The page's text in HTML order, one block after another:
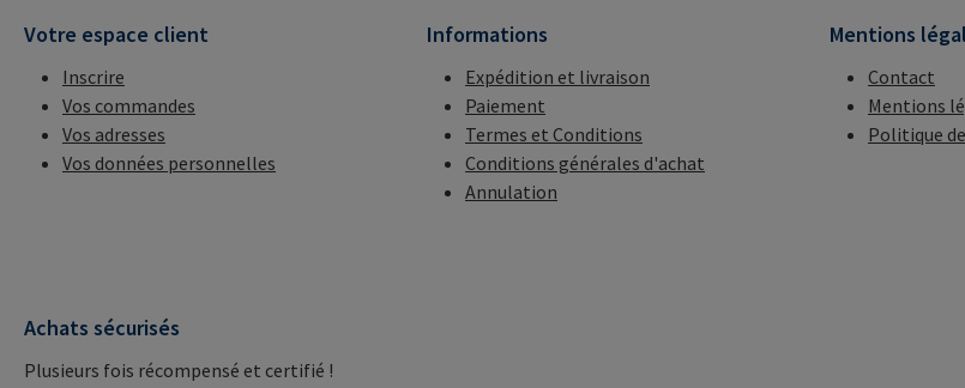
Votre espace client
Inscrire
Vos commandes
Vos adresses
Vos données personnelles
Informations
Expédition et livraison
Paiement
Termes et Conditions
Conditions générales d'achat
Annulation
Mentions
Contact
Mentions
Politique
Achats sécurisés
Plusieurs fois récompensé et certifié !